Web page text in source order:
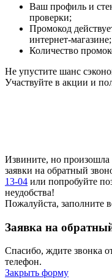
Ваш профиль и
проверки;
Промокод
интернет-магазине;
Количество
Не упустите шанс
Участвуйте в акции и
Извините, но
заявки на обратный
13-04 или попробуйте
неудобства!
Пожалуйста, заполните
Заявка на
Спасибо, ждите звонка
телефон.
Закрыть форму